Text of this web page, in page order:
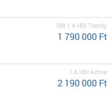
SW 1.6 HDi Trendy
1 790 000 Ft
1.6 HDi Active
2 190 000 Ft